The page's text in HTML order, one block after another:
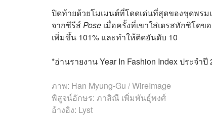
ปิดท้ายด้วยโมเมนต์ที่โดดเด่นที่สุดของชุดพรม
จากซีรีส์Pose เมื่อครั้งที่เขาใส่เดรสทักซิโด
เพิ่มขึ้น 101% และทำให้ติดอันดับ 10
*อ่านรายงานYear In Fashion Index ประจำ
ภาพ: Han Myung-Gu / WireImage
พิสูจน์อักษร: ภาสิณี เพิ่มพันธุ์พงศ์
อ้างอิง: Lyst